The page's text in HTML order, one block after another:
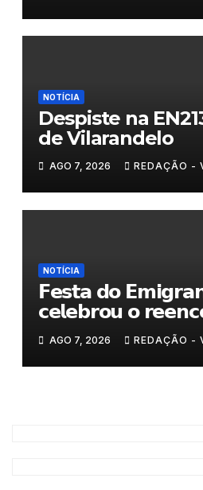
NOTÍCIA
Despiste na
de Vilarandelo
AGO 7, 2026 REDAÇÃO -
NOTÍCIA
𝗙𝗲𝘀𝘁𝗮 𝗱𝗼
𝗰𝗲𝗹𝗲𝗯𝗿𝗼𝘂 𝗼
𝗹𝗮𝗰̧𝗼𝘀 𝗾𝘂𝗲 𝘂𝗻𝗲𝗺
AGO 7, 2026 REDAÇÃO -